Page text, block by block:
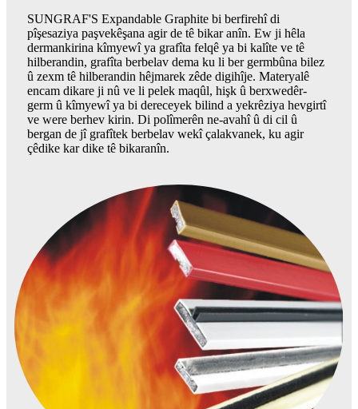
SUNGRAF'S Expandable Graphite bi berfirehî di
pîşesaziya paşvekêşana agir de tê bikar anîn. Ew ji hêla
dermankirina kîmyewî ya grafîta felqê ya bi kalîte ve tê
hilberandin, grafîta berbelav dema ku li ber germbûna bilez
û zexm tê hilberandin hêjmarek zêde digihîje. Materyalê
encam dikare ji nû ve li pelek maqûl, hişk û berxwedêr-
germ û kîmyewî ya bi dereceyek bilind a yekrêziya hevgirtî
ve were berhev kirin. Di polîmerên ne-avahî û di cil û
bergan de jî grafîtek berbelav wekî çalakvanek, ku agir
çêdike kar dike tê bikaranîn.